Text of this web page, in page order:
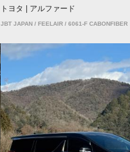
トヨタ | アルファード
JBT JAPAN / FEELAIR / 6061-F CABONFIBER